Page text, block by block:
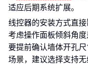
适应后期系统扩展。
线控器的安装方式直
考虑操作面板倾斜角
要提前确认墙体开孔
场景，建议选择支持无